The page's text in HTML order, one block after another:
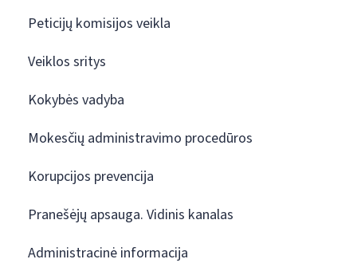
Peticijų komisijos veikla
Veiklos sritys
Kokybės vadyba
Mokesčių administravimo procedūros
Korupcijos prevencija
Pranešėjų apsauga. Vidinis kanalas
Administracinė informacija